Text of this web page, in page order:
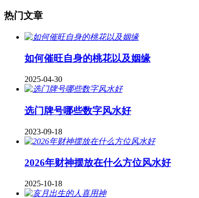
热门文章
如何催旺自身的桃花以及姻缘
2025-04-30
​选门牌号哪些数字风水好
2023-09-18
2026年财神摆放在什么方位风水好
2025-10-18